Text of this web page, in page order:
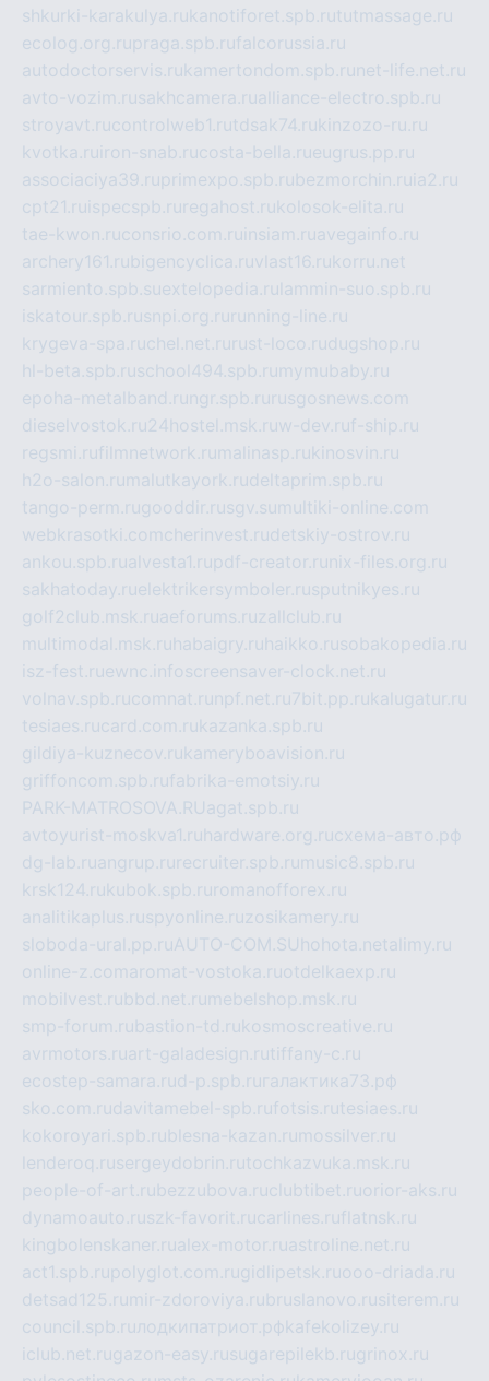
shkurki-karakulya.rukanotiforet.spb.rututmassage.ru
ecolog.org.rupraga.spb.rufalcorussia.ru
autodoctorservis.rukamertondom.spb.ru net-life.net.ru
avto-vozim.rusakhcamera.rualliance-electro.spb.ru
stroyavt.rucontrolweb1.rutdsak74.rukinzozo-ru.ru
kvotka.ru iron-snab.rucosta-bella.rueugrus.pp.ru
associaciya39.ruprimexpo.spb.rubezmorchin.ru ia2.ru
cpt21.ru ispecspb.ru regahost.rukolosok-elita.ru
tae-kwon.ruconsrio.com.ru insiam.ruavegainfo.ru
archery161.rubigencyclica.ruvlast16.rukorru.net
sarmiento.spb.suextelopedia.ru lammin-suo.spb.ru
iskatour.spb.rusnpi.org.ru running-line.ru
krygeva-spa.ruchel.net.ru rust-loco.rudugshop.ru
hl-beta.spb.ruschool494.spb.ru mymubaby.ru
epoha-metalband.ru ngr.spb.ru rusgosnews.com
dieselvostok.ru24hostel.msk.ruw-dev.ruf-ship.ru
regsmi.rufilmnetwork.ru malinasp.rukinosvin.ru
h2o-salon.ru malutkayork.rudeltaprim.spb.ru
tango-perm.rugooddir.rusgv.su multiki-online.com
webkrasotki.comcherinvest.rudetskiy-ostrov.ru
ankou.spb.rualvesta1.rupdf-creator.ru nix-files.org.ru
sakhatoday.ruelektrikersymboler.rusputnikyes.ru
golf2club.msk.ruaeforums.ruzallclub.ru
multimodal.msk.ru habaigry.ru haikko.rusobakopedia.ru
isz-fest.ruewnc.infoscreensaver-clock.net.ru
volnav.spb.rucomnat.ru npf.net.ru 7bit.pp.rukalugatur.ru
tesiaes.rucard.com.rukazanka.spb.ru
gildiya-kuznecov.rukameryboavision.ru
griffoncom.spb.rufabrika-emotsiy.ru
PARK-MATROSOVA.RUagat.spb.ru
avtoyurist-moskva1.ru hardware.org.ruсхема-авто.рф
dg-lab.ruangrup.ru recruiter.spb.ru music8.spb.ru
krsk124.rukubok.spb.ru romanofforex.ru
analitikaplus.ruspyonline.ruzosikamery.ru
sloboda-ural.pp.ruAUTO-COM.SU hohota.net alimy.ru
online-z.comaromat-vostoka.ruotdelkaexp.ru
mobilvest.rubbd.net.ru mebelshop.msk.ru
smp-forum.rubastion-td.rukosmoscreative.ru
avrmotors.ruart-galadesign.rutiffany-c.ru
ecostep-samara.rud-p.spb.ru галактика73.рф
sko.com.rudavitamebel-spb.rufotsis.rutesiaes.ru
kokoroyari.spb.rublesna-kazan.ru mossilver.ru
lenderoq.rusergeydobrin.rutochkazvuka.msk.ru
people-of-art.rubezzubova.ruclubtibet.ruorior-aks.ru
dynamoauto.ruszk-favorit.rucarlines.ruflatnsk.ru
kingbolenskaner.rualex-motor.ruastroline.net.ru
act1.spb.rupolyglot.com.rugidlipetsk.ruooo-driada.ru
detsad125.ru mir-zdoroviya.rubruslanovo.rusiterem.ru
council.spb.ruлодкипатриот.рфkafekolizey.ru
iclub.net.rugazon-easy.rusugarepilekb.rugrinox.ru